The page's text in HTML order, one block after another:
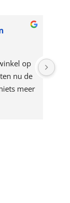
op
nu de
meer